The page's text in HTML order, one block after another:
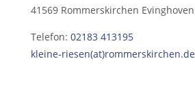
41569 Rommerskirchen Evinghoven
Telefon: 02183 413195
kleine-riesen(at)rommerskirchen.de